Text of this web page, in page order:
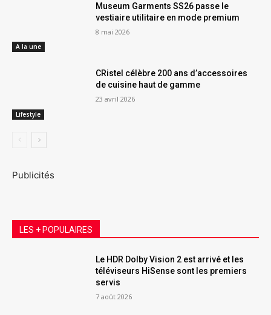
A la une
Museum Garments SS26 passe le
vestiaire utilitaire en mode premium
8 mai 2026
Lifestyle
CRistel célèbre 200 ans d’accessoires
de cuisine haut de gamme
23 avril 2026
Publicités
LES + POPULAIRES
Le HDR Dolby Vision 2 est arrivé et les
téléviseurs HiSense sont les premiers
servis
7 août 2026